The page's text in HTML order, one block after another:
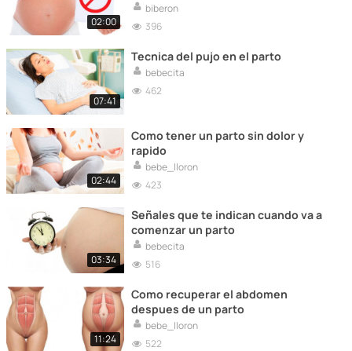
02:00
biberon
396
07:41
Tecnica del pujo en el parto
bebecita
462
02:44
Como tener un parto sin dolor y
rapido
bebe_lloron
423
03:34
Señales que te indican cuando va a
comenzar un parto
bebecita
516
11:24
Como recuperar el abdomen
despues de un parto
bebe_lloron
522